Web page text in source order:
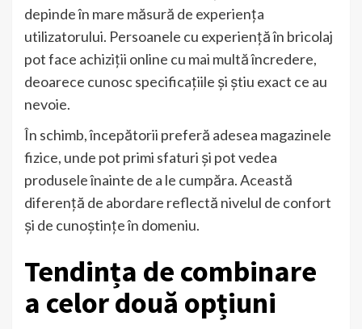
depinde în mare măsură de experiența
utilizatorului. Persoanele cu experiență în bricolaj
pot face achiziții online cu mai multă încredere,
deoarece cunosc specificațiile și știu exact ce au
nevoie.
În schimb, începătorii preferă adesea magazinele
fizice, unde pot primi sfaturi și pot vedea
produsele înainte de a le cumpăra. Această
diferență de abordare reflectă nivelul de confort
și de cunoștințe în domeniu.
Tendința de combinare
a celor două opțiuni